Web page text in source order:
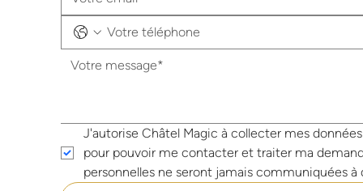
J'autorise Châtel Magic à collecter mes
pour pouvoir me contacter et traiter ma
personnelles ne seront jamais communiquées à